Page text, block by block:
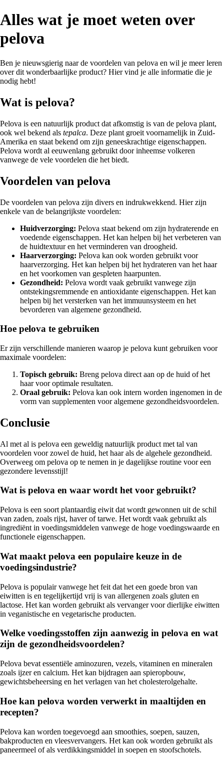
Alles wat je moet weten over
pelova
Ben je nieuwsgierig naar de voordelen van pelova en wil je meer leren
over dit wonderbaarlijke product? Hier vind je alle informatie die je
nodig hebt!
Wat is pelova?
Pelova is een natuurlijk product dat afkomstig is van de pelova plant,
ook wel bekend als tepalca. Deze plant groeit voornamelijk in Zuid-
Amerika en staat bekend om zijn geneeskrachtige eigenschappen.
Pelova wordt al eeuwenlang gebruikt door inheemse volkeren
vanwege de vele voordelen die het biedt.
Voordelen van pelova
De voordelen van pelova zijn divers en indrukwekkend. Hier zijn
enkele van de belangrijkste voordelen:
Huidverzorging: Pelova staat bekend om zijn hydraterende en
voedende eigenschappen. Het kan helpen bij het verbeteren van
de huidtextuur en het verminderen van droogheid.
Haarverzorging: Pelova kan ook worden gebruikt voor
haarverzorging. Het kan helpen bij het hydrateren van het haar
en het voorkomen van gespleten haarpunten.
Gezondheid: Pelova wordt vaak gebruikt vanwege zijn
ontstekingsremmende en antioxidante eigenschappen. Het kan
helpen bij het versterken van het immuunsysteem en het
bevorderen van algemene gezondheid.
Hoe pelova te gebruiken
Er zijn verschillende manieren waarop je pelova kunt gebruiken voor
maximale voordelen:
Topisch gebruik: Breng pelova direct aan op de huid of het
haar voor optimale resultaten.
Oraal gebruik: Pelova kan ook intern worden ingenomen in de
vorm van supplementen voor algemene gezondheidsvoordelen.
Conclusie
Al met al is pelova een geweldig natuurlijk product met tal van
voordelen voor zowel de huid, het haar als de algehele gezondheid.
Overweeg om pelova op te nemen in je dagelijkse routine voor een
gezondere levensstijl!
Wat is pelova en waar wordt het voor gebruikt?
Pelova is een soort plantaardig eiwit dat wordt gewonnen uit de schil
van zaden, zoals rijst, haver of tarwe. Het wordt vaak gebruikt als
ingrediënt in voedingsmiddelen vanwege de hoge voedingswaarde en
functionele eigenschappen.
Wat maakt pelova een populaire keuze in de
voedingsindustrie?
Pelova is populair vanwege het feit dat het een goede bron van
eiwitten is en tegelijkertijd vrij is van allergenen zoals gluten en
lactose. Het kan worden gebruikt als vervanger voor dierlijke eiwitten
in veganistische en vegetarische producten.
Welke voedingsstoffen zijn aanwezig in pelova en wat
zijn de gezondheidsvoordelen?
Pelova bevat essentiële aminozuren, vezels, vitaminen en mineralen
zoals ijzer en calcium. Het kan bijdragen aan spieropbouw,
gewichtsbeheersing en het verlagen van het cholesterolgehalte.
Hoe kan pelova worden verwerkt in maaltijden en
recepten?
Pelova kan worden toegevoegd aan smoothies, soepen, sauzen,
bakproducten en vleesvervangers. Het kan ook worden gebruikt als
paneermeel of als verdikkingsmiddel in soepen en stoofschotels.